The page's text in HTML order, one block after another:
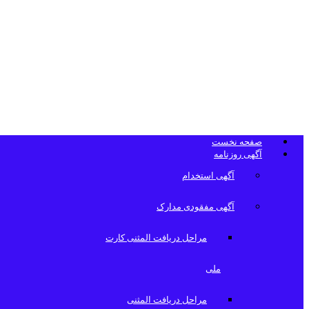
صفحه نخست
آگهی روزنامه
آگهی استخدام
آگهی مفقودی مدارک
مراحل دریافت المثنی کارت
ملی
مراحل دریافت المثنی